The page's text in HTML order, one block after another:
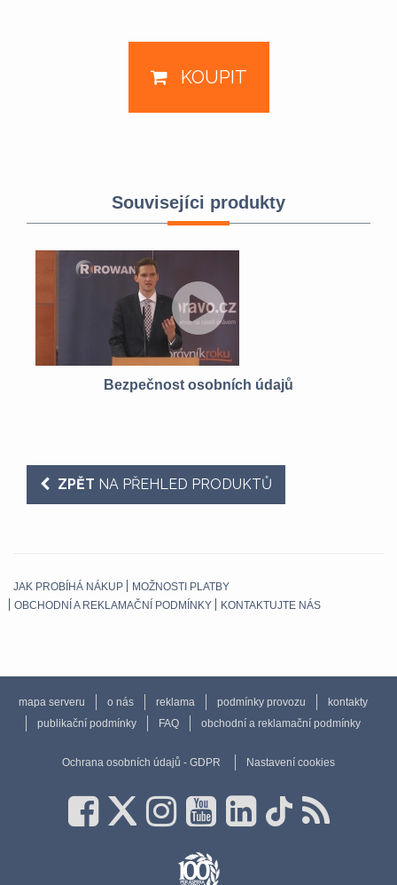
KOUPIT
Souvisejíci produkty
Bezpečnost osobních údajů
ZPĚT NA PŘEHLED PRODUKTŮ
JAK PROBÍHÁ NÁKUP
MOŽNOSTI PLATBY
OBCHODNÍ A REKLAMAČNÍ PODMÍNKY
KONTAKTUJTE NÁS
mapa serveru o nás reklama podmínky provozu
kontakty
publikační podmínky
FAQ obchodní a reklamační podmínky
Ochrana osobních údajů - GDPR Nastavení cookies